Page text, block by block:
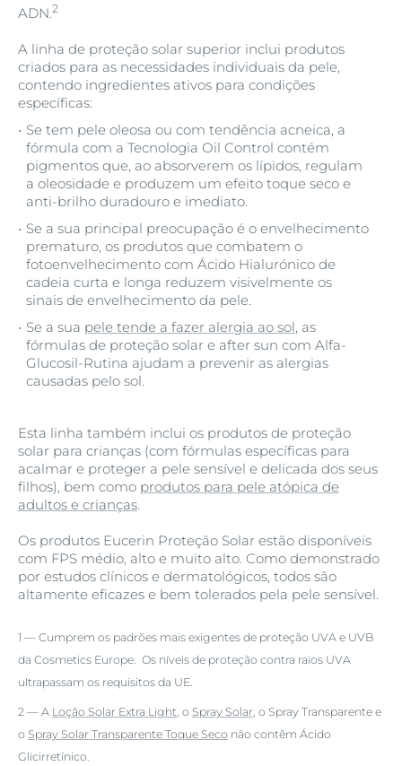
ADN.2
A linha de proteção solar superior inclui produtos
criados para as necessidades individuais da pele,
contendo ingredientes ativos para condições
específicas:
Se tem pele oleosa ou com tendência acneica, a
fórmula com a Tecnologia Oil Control contém
pigmentos que, ao absorverem os lípidos, regulam
a oleosidade e produzem um efeito toque seco e
anti-brilho duradouro e imediato.
Se a sua principal preocupação é o envelhecimento
prematuro, os produtos que combatem o
fotoenvelhecimento com Ácido Hialurónico de
cadeia curta e longa reduzem visivelmente os
sinais de envelhecimento da pele.
Se a sua pele tende a fazer alergia ao sol, as
fórmulas de proteção solar e after sun com Alfa-
Glucosil-Rutina ajudam a prevenir as alergias
causadas pelo sol.
Esta linha também inclui os produtos de proteção
solar para crianças (com fórmulas específicas para
acalmar e proteger a pele sensível e delicada dos seus
filhos), bem como produtos para pele atópica de
adultos e crianças.
Os produtos Eucerin Proteção Solar estão disponíveis
com FPS médio, alto e muito alto. Como demonstrado
por estudos clínicos e dermatológicos, todos são
altamente eficazes e bem tolerados pela pele sensível.
1 — Cumprem os padrões mais exigentes de proteção UVA e UVB
da Cosmetics Europe. Os níveis de proteção contra raios UVA
ultrapassam os requisitos da UE.
2 — A Loção Solar Extra Light, o Spray Solar, o Spray Transparente e
o Spray Solar Transparente Toque Seco não contêm Ácido
Glicirretínico.